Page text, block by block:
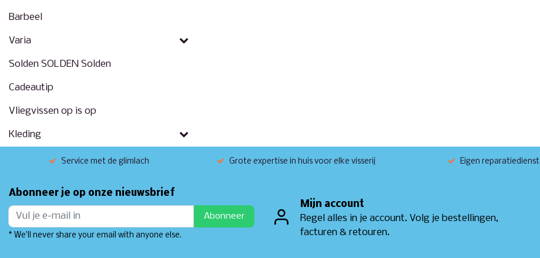
Barbeel
Varia
Solden SOLDEN Solden
Cadeautip
Vliegvissen op is op
Kleding
Service met de glimlach Grote expertise in huis voor elke visserij Eigen reparatiedienst
Abonneer je op onze nieuwsbrief
Abonneer
* We'll never share your email with anyone else.
Mijn account
Regel alles in je account. Volg je bestellingen,
facturen & retouren.